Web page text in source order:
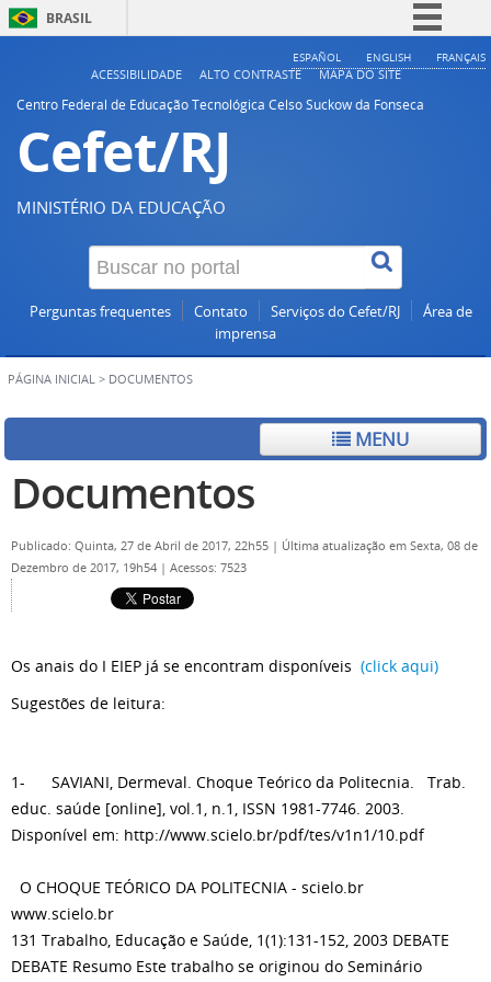
BRASIL
Simplifique!
ESPAÑOL ENGLISH FRANÇAIS
ACESSIBILIDADE ALTO CONTRASTE
MAPA DO SITE
Centro Federal de Educação Tecnológica Celso Suckow da Fonseca
Cefet/RJ
MINISTÉRIO DA EDUCAÇÃO
Perguntas frequentes Contato Serviços do Cefet/RJ
Área de
imprensa
PÁGINA INICIAL > DOCUMENTOS
MENU
Documentos
Publicado: Quinta, 27 de Abril de 2017, 22h55 | Última atualização em Sexta, 08 de
Dezembro de 2017, 19h54 | Acessos: 7523
Os anais do I EIEP já se encontram disponíveis (click aqui)
Sugestões de leitura:
1- SAVIANI, Dermeval. Choque Teórico da Politecnia. Trab.
educ. saúde [online], vol.1, n.1, ISSN 1981-7746. 2003.
Disponível em: http://www.scielo.br/pdf/tes/v1n1/10.pdf
O CHOQUE TEÓRICO DA POLITECNIA - scielo.br
www.scielo.br
131 Trabalho, Educação e Saúde, 1(1):131-152, 2003 DEBATE
DEBATE Resumo Este trabalho se originou do Seminário